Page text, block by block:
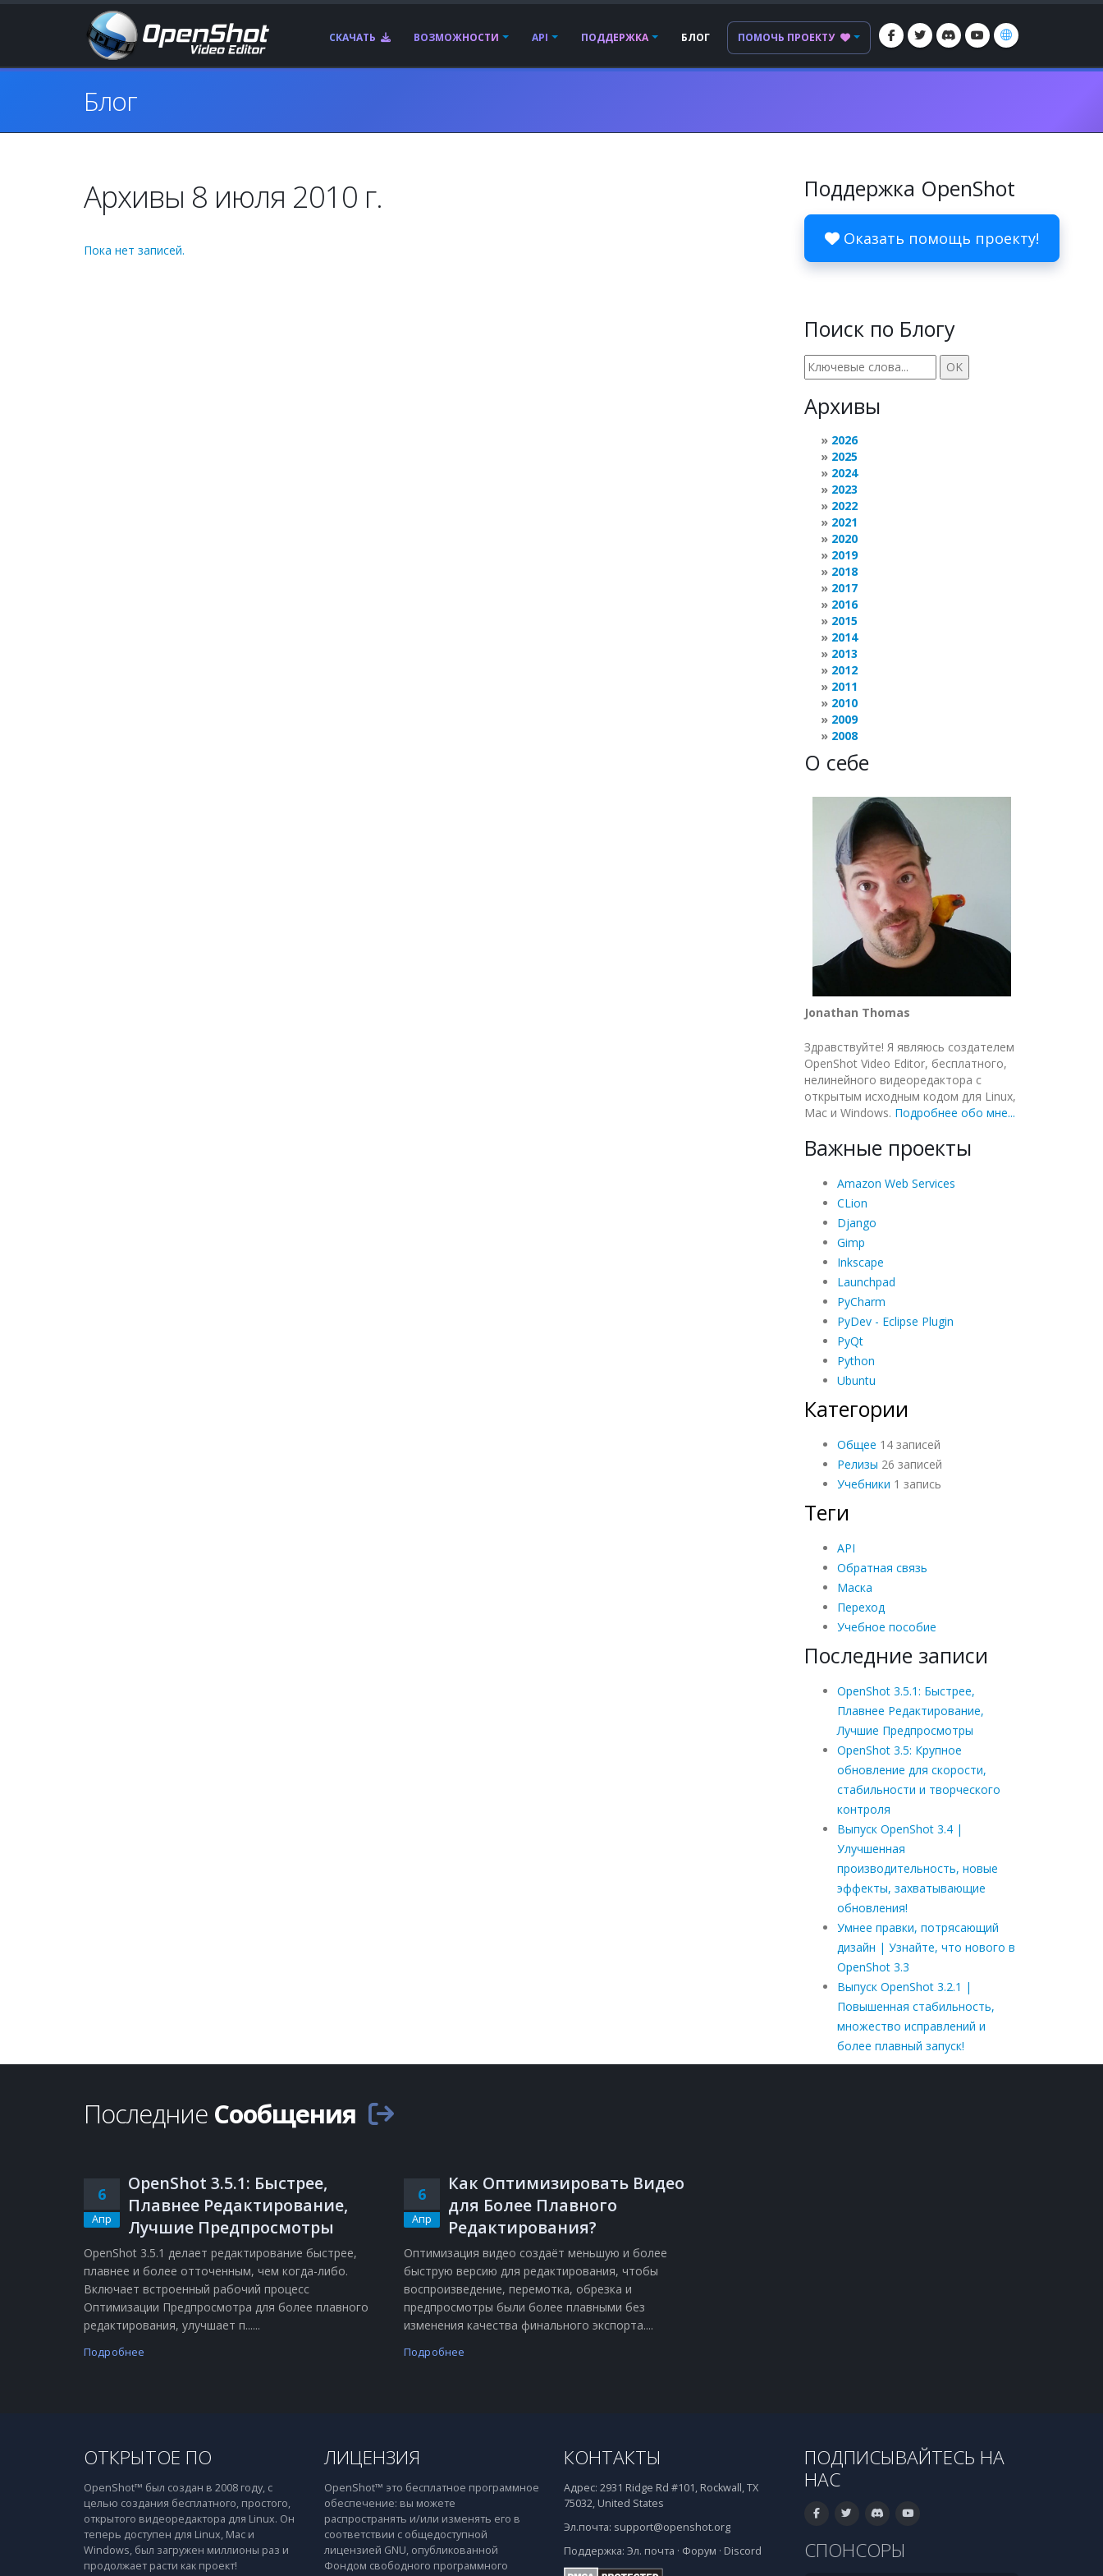
СКАЧАТЬ ВОЗМОЖНОСТИ API ПОДДЕРЖКА БЛОГ ПОМОЧЬ ПРОЕКТУ
Блог
Архивы 8 июля 2010 г.
Пока нет записей.
Поддержка OpenShot
Оказать помощь проекту!
Поиск по Блогу
Архивы
2026
2025
2024
2023
2022
2021
2020
2019
2018
2017
2016
2015
2014
2013
2012
2011
2010
2009
2008
О себе
Jonathan Thomas
Здравствуйте! Я являюсь создателем
OpenShot Video Editor, бесплатного,
нелинейного видеоредактора с
открытым исходным кодом для Linux,
Mac и Windows. Подробнее обо мне...
Важные проекты
Amazon Web Services
CLion
Django
Gimp
Inkscape
Launchpad
PyCharm
PyDev - Eclipse Plugin
PyQt
Python
Ubuntu
Категории
Общее 14 записей
Релизы 26 записей
Учебники 1 запись
Теги
API
Обратная связь
Маска
Переход
Учебное пособие
Последние записи
OpenShot 3.5.1: Быстрее,
Плавнее Редактирование,
Лучшие Предпросмотры
OpenShot 3.5: Крупное
обновление для скорости,
стабильности и творческого
контроля
Выпуск OpenShot 3.4 |
Улучшенная
производительность, новые
эффекты, захватывающие
обновления!
Умнее правки, потрясающий
дизайн | Узнайте, что нового в
OpenShot 3.3
Выпуск OpenShot 3.2.1 |
Повышенная стабильность,
множество исправлений и
более плавный запуск!
Последние Сообщения
6
Апр
OpenShot 3.5.1: Быстрее,
Плавнее Редактирование,
Лучшие Предпросмотры
OpenShot 3.5.1 делает редактирование быстрее,
плавнее и более отточенным, чем когда-либо.
Включает встроенный рабочий процесс
Оптимизации Предпросмотра для более плавного
редактирования, улучшает п......
Подробнее
6
Апр
Как Оптимизировать Видео
для Более Плавного
Редактирования?
Оптимизация видео создаёт меньшую и более
быструю версию для редактирования, чтобы
воспроизведение, перемотка, обрезка и
предпросмотры были более плавными без
изменения качества финального экспорта....
Подробнее
ОТКРЫТОЕ ПО
OpenShot™ был создан в 2008 году, с
целью создания бесплатного, простого,
открытого видеоредактора для Linux. Он
теперь доступен для Linux, Mac и
Windows, был загружен миллионы раз и
продолжает расти как проект!
ЛИЦЕНЗИЯ
OpenShot™ это бесплатное программное
обеспечение: вы можете
распространять и/или изменять его в
соответствии с общедоступной
лицензией GNU, опубликованной
Фондом свободного программного
КОНТАКТЫ
Адрес: 2931 Ridge Rd #101, Rockwall, TX
75032, United States
Эл.почта: support@openshot.org
Поддержка: Эл. почта · Форум · Discord
ПОДПИСЫВАЙТЕСЬ НА
НАС
СПОНСОРЫ